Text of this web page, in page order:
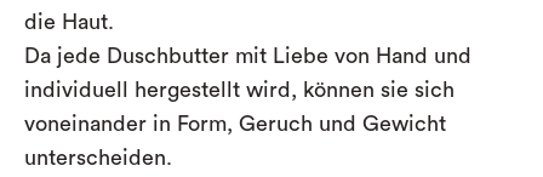
die Haut.
Da jede Duschbutter mit Liebe von Hand und
individuell hergestellt wird, können sie sich
voneinander in Form, Geruch und Gewicht
unterscheiden.